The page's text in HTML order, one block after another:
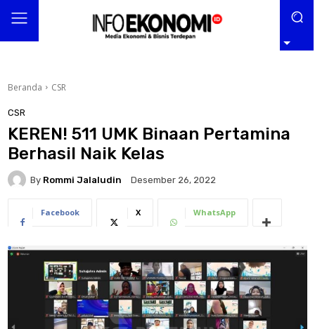
Beranda CSR
CSR
KEREN! 511 UMK Binaan Pertamina
Berhasil Naik Kelas
By Rommi Jalaludin Desember 26, 2022
Facebook X WhatsApp